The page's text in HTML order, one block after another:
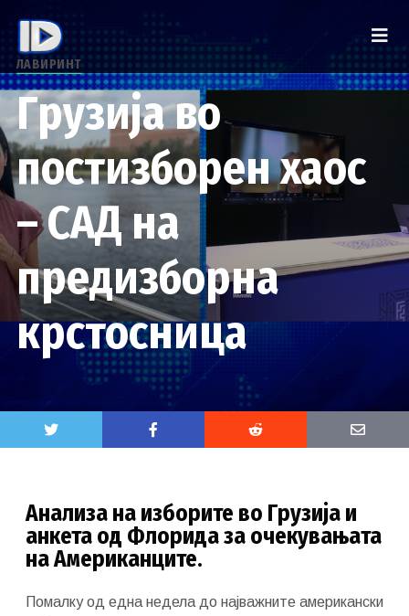
ЛАВИРИНТ
Грузија во
постизборен хаос
– САД на
предизборна
крстосница
Анализа на изборите во Грузија и
анкета од Флорида за очекувањата
на Американците.
Помалку од една недела до најважните американски